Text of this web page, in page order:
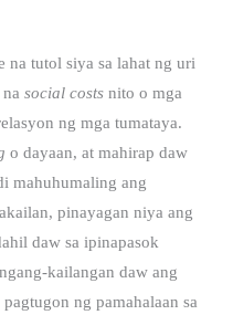
na tutol siya sa lahat ng uri
social costs nito o mga
ng mga tumataya.
o dayaan, at mahirap daw
mahuhumaling ang
pinayagan niya ang
daw sa ipinapasok
kailangan daw ang
ng pamahalaan sa